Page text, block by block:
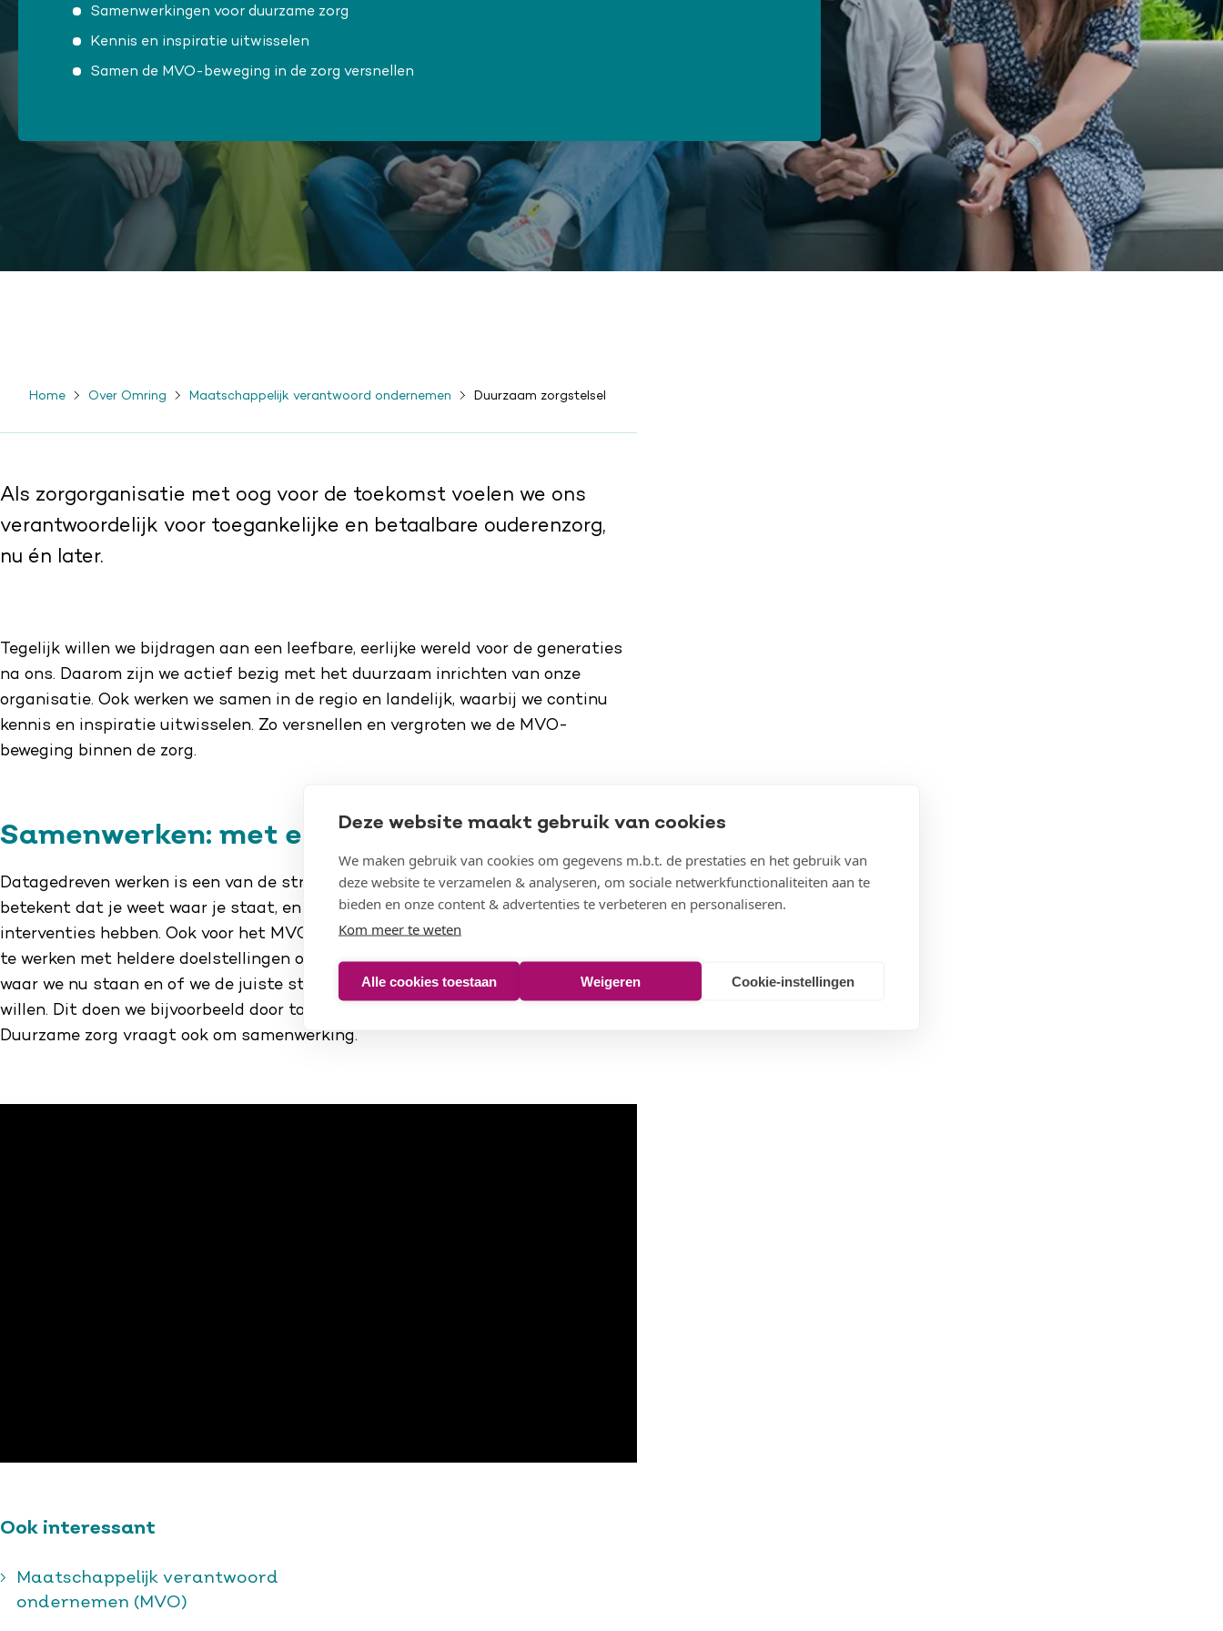
Deze website maakt gebruik van cookies
We maken gebruik van cookies om gegevens m.b.t. de prestaties en het gebruik van
deze website te verzamelen & analyseren, om sociale netwerkfunctionaliteiten aan te
bieden en onze content & advertenties te verbeteren en personaliseren.
Kom meer te weten
Alle cookies toestaan Weigeren Cookie-instellingen
Samenwerkingen voor duurzame zorg
Kennis en inspiratie uitwisselen
Samen de MVO-beweging in de zorg versnellen
Kruimelpad
Home Over Omring Maatschappelijk verantwoord ondernemen Duurzaam zorgstelsel
Als zorgorganisatie met oog voor de toekomst voelen we ons
verantwoordelijk voor toegankelijke en betaalbare ouderenzorg,
nu én later.
Tegelijk willen we bijdragen aan een leefbare, eerlijke wereld voor de generaties
na ons. Daarom zijn we actief bezig met het duurzaam inrichten van onze
organisatie. Ook werken we samen in de regio en landelijk, waarbij we continu
kennis en inspiratie uitwisselen. Zo versnellen en vergroten we de MVO-
beweging binnen de zorg.
Samenwerken: met elkaar én met data
Datagedreven werken is een van de strategische doelen van Omring. Dat
betekent dat je weet waar je staat, en dan ook kan meten welke effecten
interventies hebben. Ook voor het MVO-programma proberen we zoveel mogelijk
te werken met heldere doelstellingen om op die manier inzichtelijk te maken
waar we nu staan en of we de juiste stappen zetten naar waar we naartoe
willen. Dit doen we bijvoorbeeld door toe te werken naar CSRD-rapportage.
Duurzame zorg vraagt ook om samenwerking.
Ook interessant
Maatschappelijk verantwoord
ondernemen (MVO)